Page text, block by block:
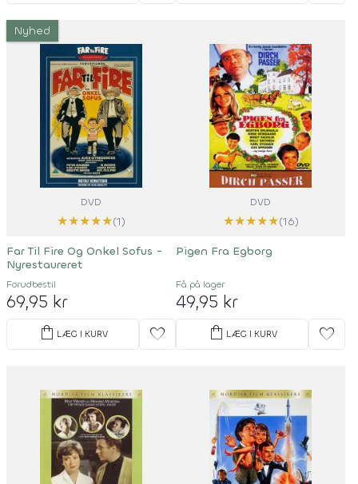
Nyhed
DVD
★★★★★(1)
Far Til Fire Og Onkel Sofus -
Nyrestaureret
Forudbestil
69,95 kr
shopping_bag LÆG I KURV favorite
DVD
★★★★★(16)
Pigen Fra Egborg
Få på lager
49,95 kr
shopping_bag LÆG I KURV favorite